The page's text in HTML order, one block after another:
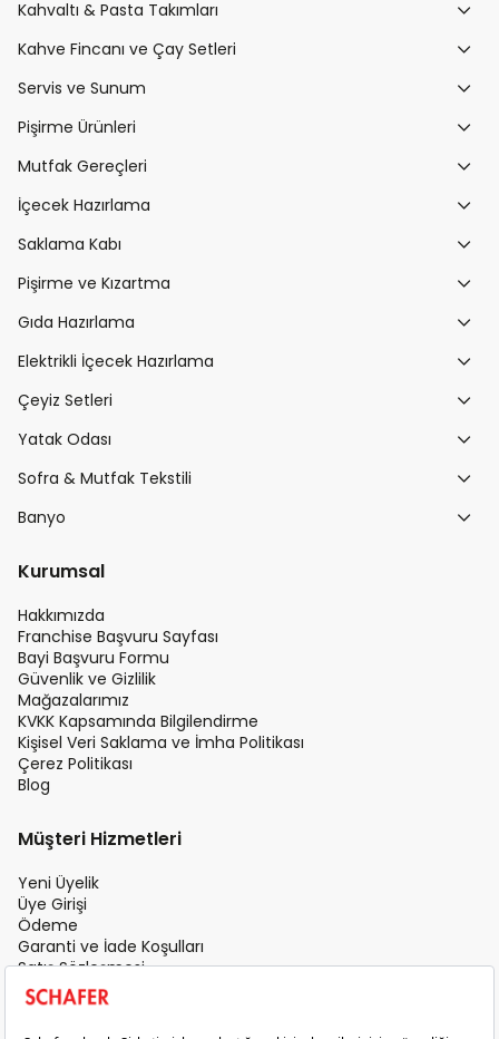
Kahvaltı & Pasta Takımları
Kahve Fincanı ve Çay Setleri
Servis ve Sunum
Pişirme Ürünleri
Mutfak Gereçleri
İçecek Hazırlama
Saklama Kabı
Pişirme ve Kızartma
Gıda Hazırlama
Elektrikli İçecek Hazırlama
Çeyiz Setleri
Yatak Odası
Sofra & Mutfak Tekstili
Banyo
Kurumsal
Hakkımızda
Franchise Başvuru Sayfası
Bayi Başvuru Formu
Güvenlik ve Gizlilik
Mağazalarımız
KVKK Kapsamında Bilgilendirme
Kişisel Veri Saklama ve İmha Politikası
Çerez Politikası
Blog
Müşteri Hizmetleri
Yeni Üyelik
Üye Girişi
Ödeme
Garanti ve İade Koşulları
Satış Sözleşmesi
Üyelik Sözleşmesi
İletişim
Teslimat Koşulları